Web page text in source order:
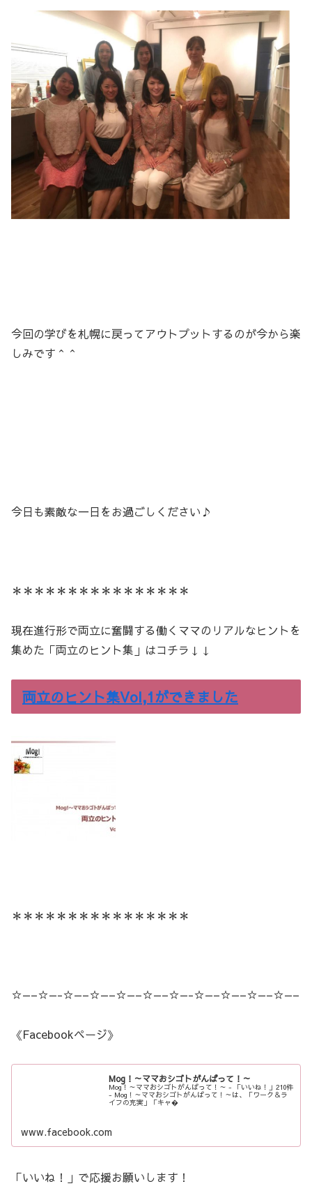
今回の学びを札幌に戻ってアウトプットするのが今から楽
しみです＾＾
今日も素敵な一日をお過ごしください♪
＊＊＊＊＊＊＊＊＊＊＊＊＊＊＊＊
現在進行形で両立に奮闘する働くママのリアルなヒントを
集めた「両立のヒント集」はコチラ↓↓
両立のヒント集Vol,1ができました
＊＊＊＊＊＊＊＊＊＊＊＊＊＊＊＊
☆—–☆—-☆—–☆—–☆—–☆—–☆—-☆—–☆—–☆—–☆—–
《Facebookページ》
Mog！～ママおシゴトがんばって！～
Mog！～ママおシゴトがんばって！～ - 「いいね！」210件
- Mog！～ママおシゴトがんばって！～は、「ワーク＆ラ
イフの充実」「キャ�
www.facebook.com
「いいね！」で応援お願いします！